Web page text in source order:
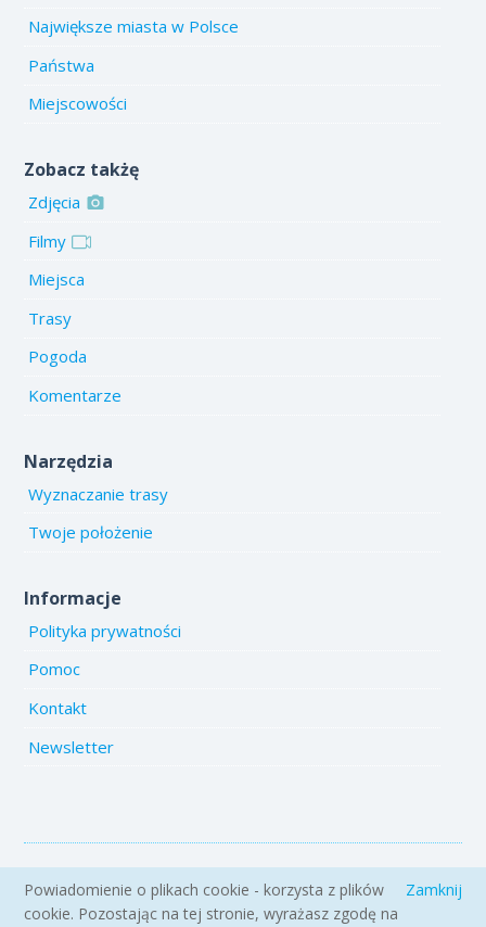
Największe miasta w Polsce
Państwa
Miejscowości
Zobacz takżę
Zdjęcia
Filmy
Miejsca
Trasy
Pogoda
Komentarze
Narzędzia
Wyznaczanie trasy
Twoje położenie
Informacje
Polityka prywatności
Pomoc
Kontakt
Newsletter
Copyright 2005-2026 www.emiejsca.pl. Kopiowanie treści i zdjęć
zabronione.
Powiadomienie o plikach cookie - korzysta z plików
cookie. Pozostając na tej stronie, wyrażasz zgodę na
Zamknij